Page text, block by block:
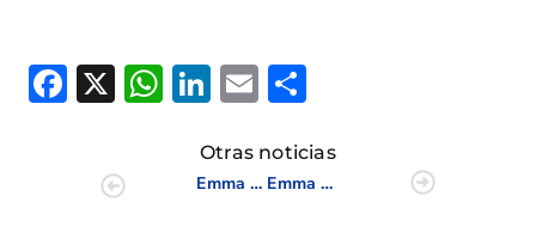
Facebook
X WhatsApp
LinkedIn
Email
Otras noticias
Emma Bortos y Rodrigo Llorca dominan la tabla tras la J.2 del Campeonato Juvenil Match Play de la CV
Emma Bortos y Rodrigo Llorca se alzan con el Campeonato Juvenil Match Play de la CV